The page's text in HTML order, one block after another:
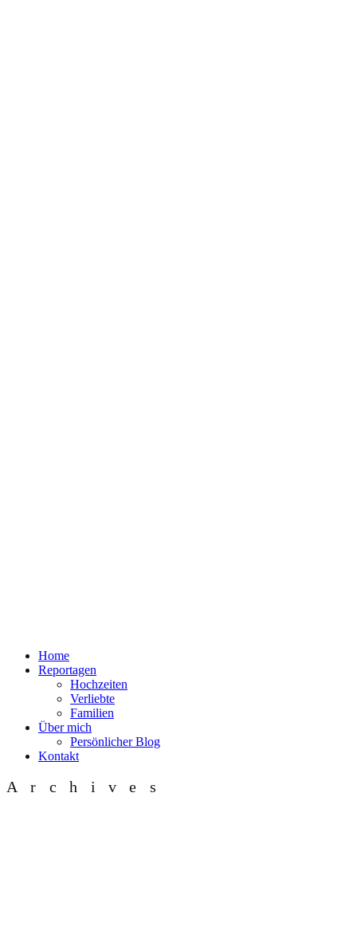
Home
Reportagen
Hochzeiten
Verliebte
Familien
Über mich
Persönlicher Blog
Kontakt
Archives